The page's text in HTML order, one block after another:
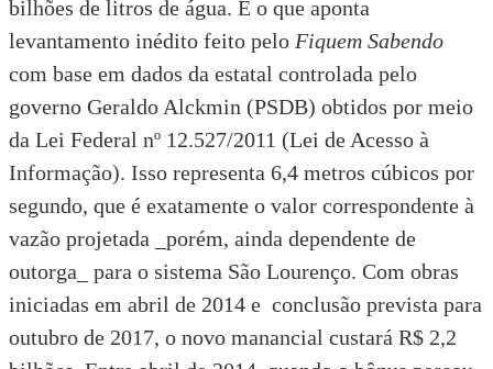
bilhões de litros de água. É o que aponta
levantamento inédito feito pelo Fiquem Sabendo
com base em dados da estatal controlada pelo
governo Geraldo Alckmin (PSDB) obtidos por meio
da Lei Federal nº 12.527/2011 (Lei de Acesso à
Informação). Isso representa 6,4 metros cúbicos por
segundo, que é exatamente o valor correspondente à
vazão projetada _porém, ainda dependente de
outorga_ para o sistema São Lourenço. Com obras
iniciadas em abril de 2014 e conclusão prevista para
outubro de 2017, o novo manancial custará R$ 2,2